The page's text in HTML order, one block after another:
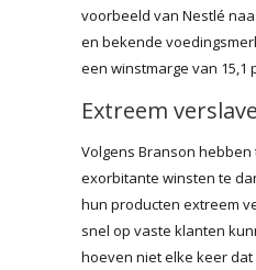
voorbeeld van Nestlé
en bekende
een winstmarge van 15,1
Extreem
Volgens Branson
exorbitante winsten te
hun producten extreem
snel op vaste klanten
hoeven niet elke keer